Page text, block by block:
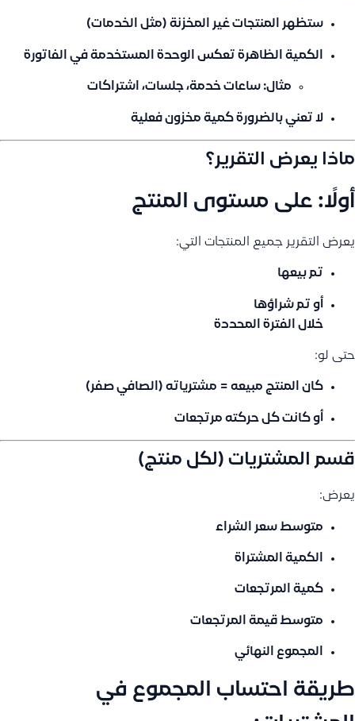
ستظهر المنتجات غير المخزنة (مثل الخدمات)
الكمية الظاهرة تعكس الوحدة المستخدمة في الفاتورة
مثال: ساعات خدمة، جلسات، اشتراكات
لا تعني بالضرورة كمية مخزون فعلية
ماذا يعرض التقرير؟
أولًا: على مستوى المنتج
يعرض التقرير جميع المنتجات التي:
تم بيعها
أو تم شراؤها
خلال الفترة المحددة
حتى لو:
كان المنتج مبيعه = مشترياته (الصافي صفر)
أو كانت كل حركته مرتجعات
قسم المشتريات (لكل منتج)
يعرض:
متوسط سعر الشراء
الكمية المشتراة
كمية المرتجعات
متوسط قيمة المرتجعات
المجموع النهائي
طريقة احتساب المجموع في